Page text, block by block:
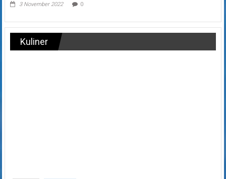
3 November 2022 0
Kuliner